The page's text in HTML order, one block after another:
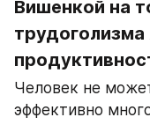
Вишенкой на
Человек не
эффективно